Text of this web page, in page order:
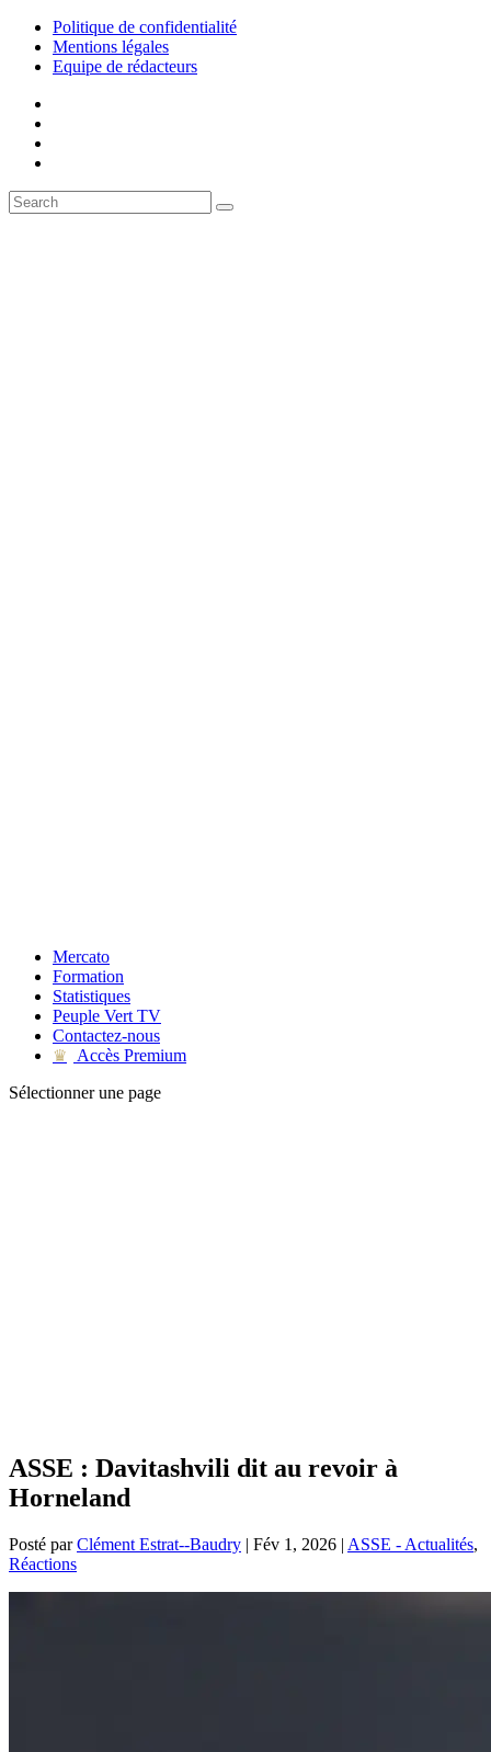
Politique de confidentialité
Mentions légales
Equipe de rédacteurs
Mercato
Formation
Statistiques
Peuple Vert TV
Contactez-nous
♛
Accès Premium
Sélectionner une page
ASSE : Davitashvili dit au revoir à
Horneland
Posté parClément Estrat--Baudry | Fév 1, 2026 | ASSE - Actualités,
Réactions